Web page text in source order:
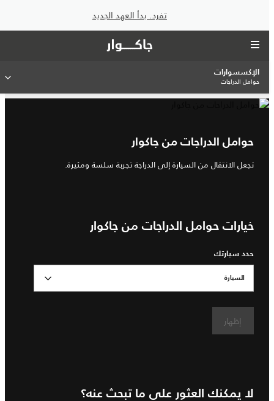
تفرد. بدأ العهد الجديد
الإكسسوارات
حوامل الدراجات
حوامل الدراجات من جاكوار
تجعل الانتقال من السيارة إلى الدراجة تجربة سلسة ومثيرة.
خيارات حوامل الدراجات من جاكوار
حدد سيارتك
السيارة
إظهار
لا يمكنك العثور على ما تبحث عنه؟